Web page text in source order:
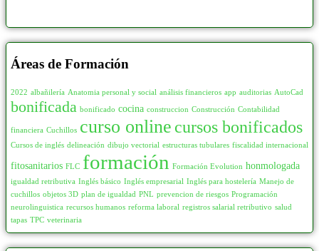
Áreas de Formación
2022 albañilería Anatomia personal y social análisis financieros app auditorias AutoCad
bonificada bonificado cocina construccion Construcción Contabilidad
financiera Cuchillos curso online cursos bonificados
Cursos de inglés delineación dibujo vectorial estructuras tubulares fiscalidad internacional
fitosanitarios FLC formación Formación Evolution honmologada
igualdad retributiva Inglés básico Inglés empresarial Inglés para hostelería Manejo de
cuchillos objetos 3D plan de igualdad PNL prevencion de riesgos Programación
neurolinguistica recursos humanos reforma laboral registros salarial retributivo salud
tapas TPC veterinaria